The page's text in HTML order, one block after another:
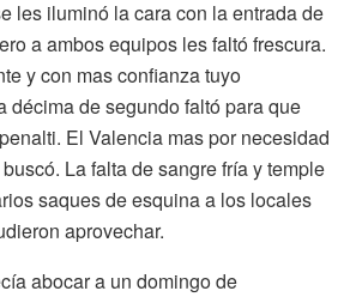
les iluminó la cara con la entrada de
a ambos equipos les faltó frescura.
y con mas confianza tuyo
décima de segundo faltó para que
El Valencia mas por necesidad
La falta de sangre fría y temple
saques de esquina a los locales
aprovechar.
abocar a un domingo de